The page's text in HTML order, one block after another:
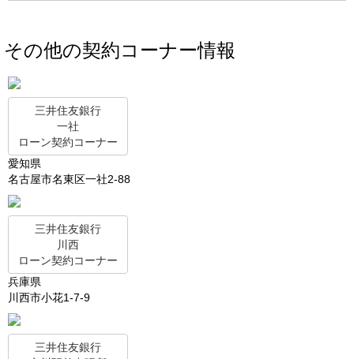
その他の契約コーナー情報
三井住友銀行
一社
ローン契約コーナー
愛知県
名古屋市名東区一社2-88
三井住友銀行
川西
ローン契約コーナー
兵庫県
川西市小花1-7-9
三井住友銀行